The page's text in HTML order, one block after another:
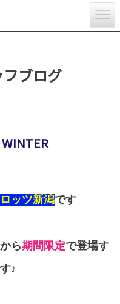
ブログ
ッツ新潟です
ら期間限定で登場す
♪